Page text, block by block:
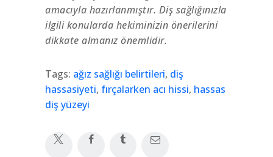
amacıyla hazırlanmıştır. Diş sağlığınızla
ilgili konularda hekiminizin önerilerini
dikkate almanız önemlidir.
Tags: ağız sağlığı belirtileri, diş
hassasiyeti, fırçalarken acı hissi, hassas
diş yüzeyi